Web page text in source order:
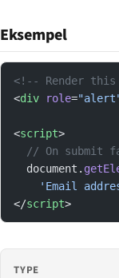
Eksempel
<!-- Render this
<div role=
<script>
// On submit
  document.
'Email
</script>
TYPE